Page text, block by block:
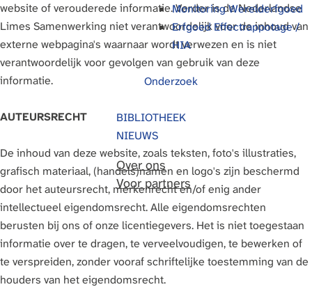
Monitoring Werelderfgoed
Erfgoed Effectrappotage /
HIA
Onderzoek
BIBLIOTHEEK
NIEUWS
Over ons
Voor partners
website of verouderede informatie. Verder is de Nederlandse
Limes Samenwerking niet verantwoordelijk voor de inhoud van
externe webpagina's waarnaar wordt verwezen en is niet
verantwoordelijk voor gevolgen van gebruik van deze
informatie.
AUTEURSRECHT
De inhoud van deze website, zoals teksten, foto's illustraties,
grafisch materiaal, (handels)namen en logo's zijn beschermd
door het auteursrecht, merkenrecht en/of enig ander
intellectueel eigendomsrecht. Alle eigendomsrechten
berusten bij ons of onze licentiegevers. Het is niet toegestaan
informatie over te dragen, te verveelvoudigen, te bewerken of
te verspreiden, zonder vooraf schriftelijke toestemming van de
houders van het eigendomsrecht.